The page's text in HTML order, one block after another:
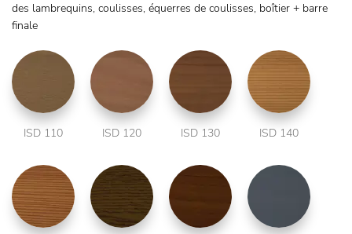
des lambrequins, coulisses, équerres de coulisses, boîtier + barre
finale
ISD 110 ISD 120 ISD 130 ISD 140